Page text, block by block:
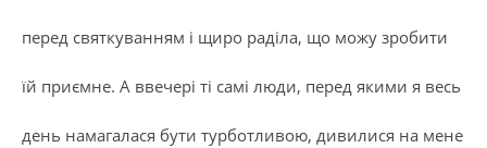
перед святкуванням і щиро раділа, що можу зробити
їй приємне. А ввечері ті самі люди, перед якими я весь
день намагалася бути турботливою, дивилися на мене